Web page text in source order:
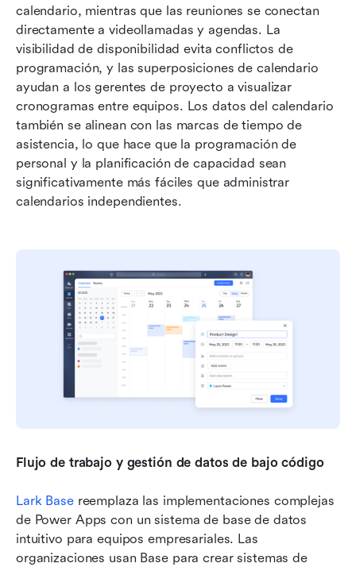
calendario, mientras que las reuniones se conectan
directamente a videollamadas y agendas. La
visibilidad de disponibilidad evita conflictos de
programación, y las superposiciones de calendario
ayudan a los gerentes de proyecto a visualizar
cronogramas entre equipos. Los datos del calendario
también se alinean con las marcas de tiempo de
asistencia, lo que hace que la programación de
personal y la planificación de capacidad sean
significativamente más fáciles que administrar
calendarios independientes.
Flujo de trabajo y gestión de datos de bajo código
Lark Base reemplaza las implementaciones complejas
de Power Apps con un sistema de base de datos
intuitivo para equipos empresariales. Las
organizaciones usan Base para crear sistemas de